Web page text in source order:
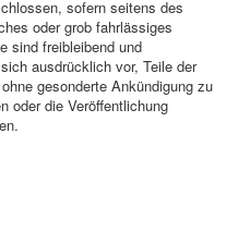
sofern seitens des
oder grob fahrlässiges
sind freibleibend und
ausdrücklich vor, Teile der
gesonderte Ankündigung zu
oder die Veröffentlichung